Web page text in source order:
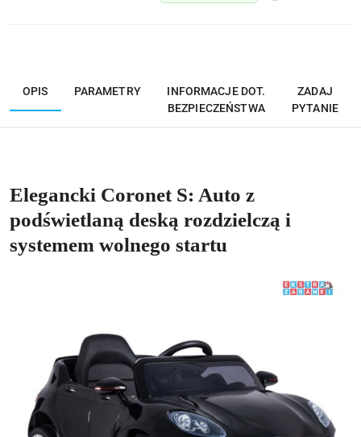
OPIS PARAMETRY
INFORMACJE DOT.
BEZPIECZEŃSTWA
ZADAJ
PYTANIE
Elegancki Coronet S: Auto z
podświetlaną deską rozdzielczą i
systemem wolnego startu